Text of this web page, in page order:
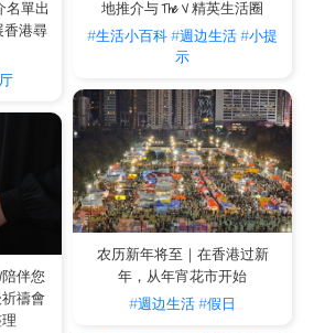
见问题
个月或以上，签署服务式住宅
租约有什么分别？
租客，选择The V服务式住宅能免除一般私人租约的
达一至两年的死约、昂贵的地产代理佣金以及复杂的
的月租方案，协议条款透明且受法律保障，无需中介
房务管理服务。这让回流探亲或装修暂住的客户能省
即租即住」的便利。
了基本租金外，还有哪些隐藏开
担宽频、水电及维修等费用。但在The V，我们的月
房间清洁、以及全屋家电设施的维护费用。入住位于
的核心地段，您不仅可享受市中心的便利，更能精准
任何突如其来的杂项收费，非常适合商务旅客或家庭
地推介与 The V 精英生活圈
#生活小百科#週边生活#小提
示
名單出
香港尋
农历新年将至｜在香港过新
年，从年宵花市开始
#週边生活#假日
陪伴您
禱會